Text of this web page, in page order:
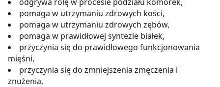
pomaga w utrzymaniu zdrowych kości,
pomaga w utrzymaniu zdrowych zębów,
pomaga w prawidłowej syntezie białek,
przyczynia się do prawidłowego funkcjonowania
mięśni,
przyczynia się do zmniejszenia zmęczenia i
znużenia,